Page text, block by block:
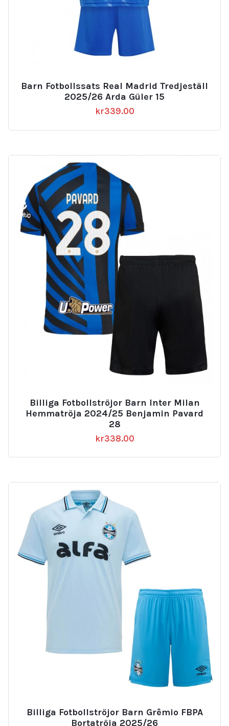
Barn Fotbollssats Real Madrid Tredjeställ
2025/26 Arda Güler 15
kr339.00
Billiga Fotbollströjor Barn Inter Milan
Hemmatröja 2024/25 Benjamin Pavard
28
kr338.00
Billiga Fotbollströjor Barn Grêmio FBPA
Bortatröja 2025/26